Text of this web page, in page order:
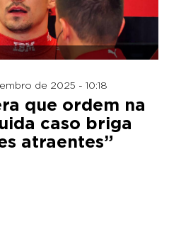
de 2025 - 10:18
que ordem na
caso briga
atraentes”